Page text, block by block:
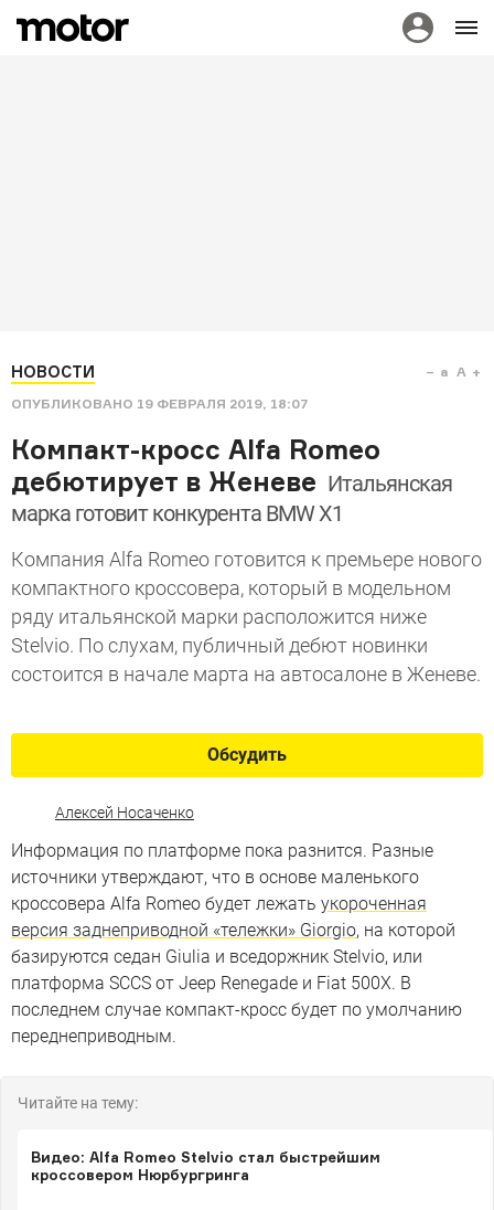
НОВОСТИ
ОПУБЛИКОВАНО 19 ФЕВРАЛЯ 2019, 18:07
a A
Компакт-кросс Alfa Romeo
дебютирует в Женеве Итальянская
марка готовит конкурента BMW X1
Компания Alfa Romeo готовится к премьере нового
компактного кроссовера, который в модельном
ряду итальянской марки расположится ниже
Stelvio. По слухам, публичный дебют новинки
состоится в начале марта на автосалоне в Женеве.
Обсудить
Алексей Носаченко
Информация по платформе пока разнится. Разные
источники утверждают, что в основе маленького
кроссовера Alfa Romeo будет лежать укороченная
версия заднеприводной «тележки» Giorgio, на которой
базируются седан Giulia и вседоржник Stelvio, или
платформа SCCS от Jeep Renegade и Fiat 500X. В
последнем случае компакт-кросс будет по умолчанию
переднеприводным.
Читайте на тему:
Видео: Alfa Romeo Stelvio стал быстрейшим
кроссовером Нюрбургринга